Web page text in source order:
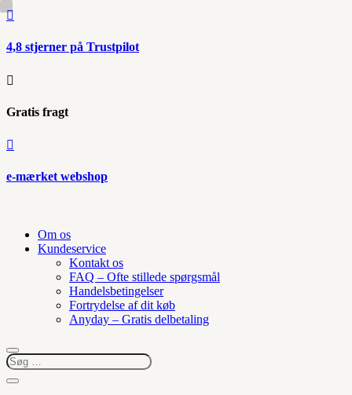

4,8 stjerner på Trustpilot

Gratis fragt

e-mærket webshop
Om os
Kundeservice
Kontakt os
FAQ – Ofte stillede spørgsmål
Handelsbetingelser
Fortrydelse af dit køb
Anyday – Gratis delbetaling